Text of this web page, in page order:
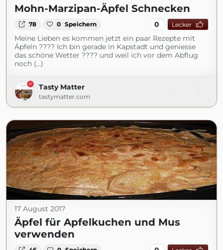
Mohn-Marzipan-Äpfel Schnecken
78 0 Speichern 0 Lecker
Meine Lieben es kommen jetzt ein paar Rezepte mit
Äpfeln ???? Ich bin gerade in Kapstadt und geniesse
das schöne Wetter ???? und weil ich vor dem Abflug
noch (...)
Tasty Matter
tastymatter.com
17 August 2017
Äpfel für Apfelkuchen und Mus
verwenden